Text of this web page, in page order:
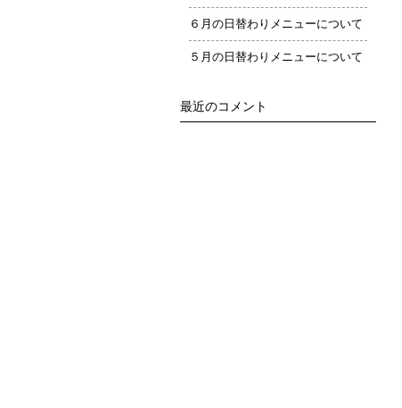
６月の日替わりメニューについて
５月の日替わりメニューについて
最近のコメント